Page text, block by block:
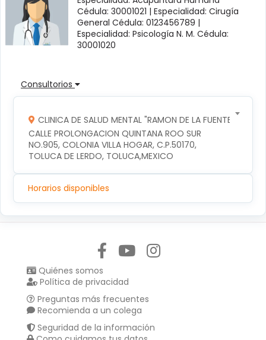
Cédula: 30001021 | Especialidad: Cirugía
General Cédula: 0123456789 |
Especialidad: Psicología N. M. Cédula:
30001020
Consultorios
CLINICA DE SALUD MENTAL "RAMON DE LA FUENTE"
CALLE PROLONGACION QUINTANA ROO SUR
NO.905, COLONIA VILLA HOGAR, C.P.50170,
TOLUCA DE LERDO, TOLUCA,MEXICO
Horarios disponibles
Quiénes somos
Política de privacidad
Preguntas más frecuentes
Recomienda a un colega
Seguridad de la información